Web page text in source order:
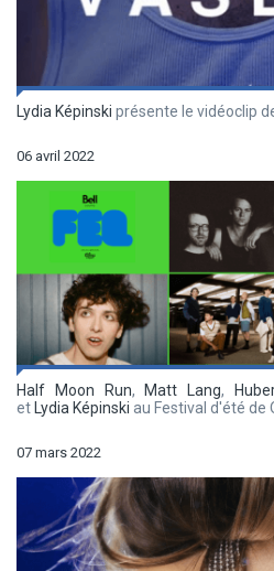
Lydia Képinski présente le vidéoclip
06 avril 2022
Half Moon Run, Matt Lang,
et Lydia Képinski au Festival d'été de
07 mars 2022